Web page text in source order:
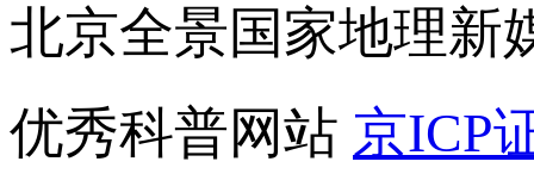
北京全景国家地理新
优秀科普网站 京ICP